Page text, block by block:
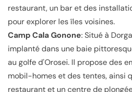
restaurant, un bar et des
pour explorer les îles voisines.
Camp Cala Gonone: Situé à
implanté dans une baie
au golfe d'Orosei. Il propose des
mobil-homes et des tentes, ainsi
restaurant et un centre de